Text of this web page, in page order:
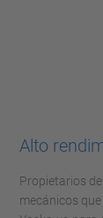
Alto
Propietarios
mecánicos